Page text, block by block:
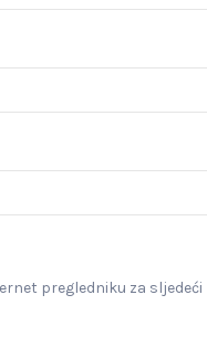
pregledniku za